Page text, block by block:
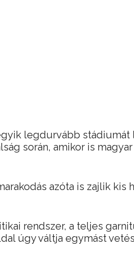
legdurvább stádiumát
során, amikor is
azóta is zajlik kis
rendszer, a teljes
úgy váltja egymást